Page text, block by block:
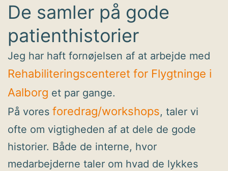
De samler på gode
patienthistorier
Jeg har haft fornøjelsen af at arbejde med
Rehabiliteringscenteret for Flygtninge i
Aalborg et par gange.
På vores foredrag/workshops, taler vi
ofte om vigtigheden af at dele de gode
historier. Både de interne, hvor
medarbejderne taler om hvad de lykkes